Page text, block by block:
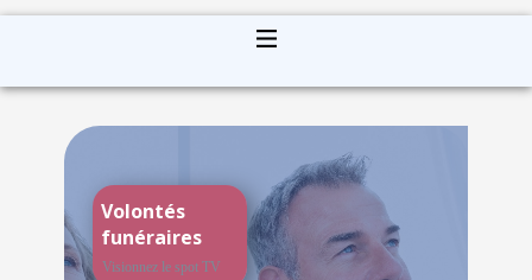
Volontés
funéraires
Visionnez le spot TV